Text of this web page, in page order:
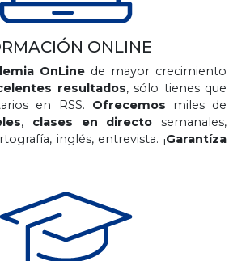
ONLINE
OnLine de mayor crecimiento
resultados, sólo tienes que
en RSS. Ofrecemos miles de
, clases en directo semanales,
inglés, entrevista. ¡Garantíza